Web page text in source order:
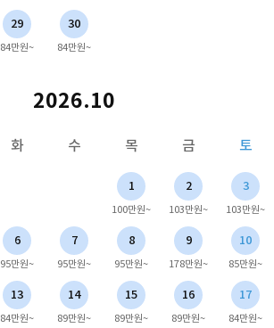
29
84만원~
30
84만원~
2026.10
화 수 목 금 토
1
100만원~
2
103만원~
3
103만원~
6
95만원~
7
95만원~
8
95만원~
9
178만원~
10
85만원~
13
84만원~
14
89만원~
15
89만원~
16
89만원~
17
84만원~